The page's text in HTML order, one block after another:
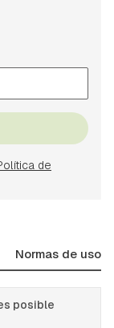
de
Normas de uso
posible